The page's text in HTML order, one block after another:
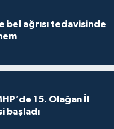
bel ağrısı tedavisinde
15. Olağan İl
başladı